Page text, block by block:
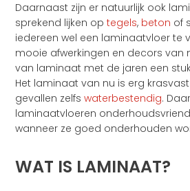
Daarnaast zijn er natuurlijk ook
sprekend lijken optegels, beton of
iedereen wel een laminaatvloer te
mooie afwerkingen en decors van
van laminaat met de jaren een
Het laminaat van nu is erg
gevallen zelfswaterbestendig.
laminaatvloeren
wanneer ze goed onderhouden
WAT IS LAMINAAT?